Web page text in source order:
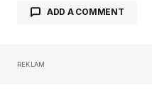
ADD A COMMENT
REKLAM